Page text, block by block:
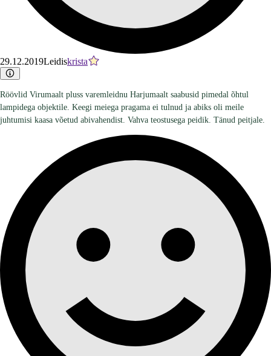
29.12.2019Leidiskrista
Röövlid Virumaalt pluss varemleidnu Harjumaalt saabusid pimedal õhtul
lampidega objektile. Keegi meiega pragama ei tulnud ja abiks oli meile
juhtumisi kaasa võetud abivahendist. Vahva teostusega peidik. Tänud peitjale.